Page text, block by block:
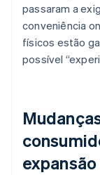
passaram a
conveniência
físicos estão
possível